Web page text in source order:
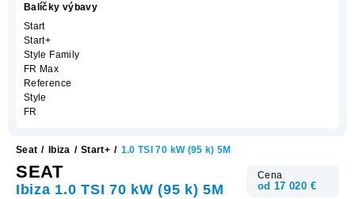
Seat / Ibiza / Start+ / 1.0 TSI 70 kW (95 k) 5M
SEAT
Ibiza 1.0 TSI 70 kW (95 k) 5M
Cena
od 17 020 €
Balíčky výbavy
Start
Start+
Style Family
FR Max
Reference
Style
FR